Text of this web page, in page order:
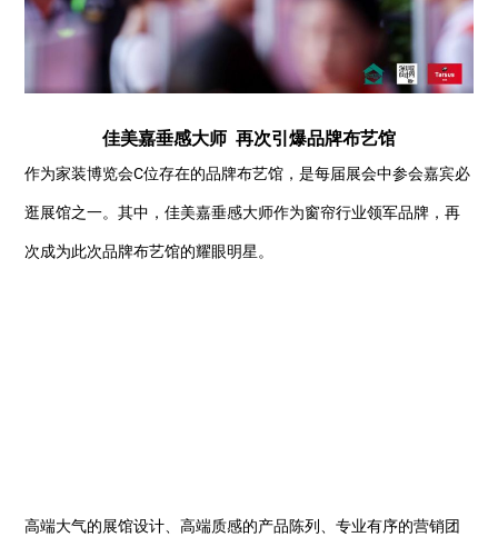
佳美嘉垂感大师 再次引爆品牌布艺馆
作为家装博览会C位存在的品牌布艺馆，是每届展会中参会嘉宾必
逛展馆之一。其中，佳美嘉垂感大师作为窗帘行业领军品牌，再
次成为此次品牌布艺馆的耀眼明星。
高端大气的展馆设计、高端质感的产品陈列、专业有序的营销团